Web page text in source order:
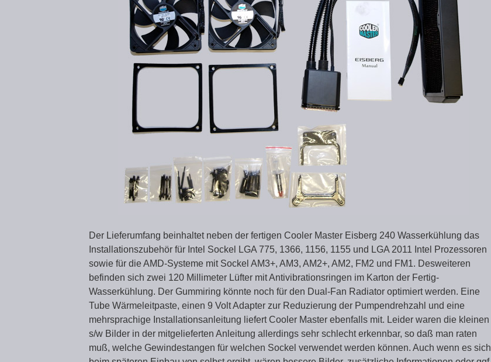
Der Lieferumfang beinhaltet neben der fertigen Cooler Master Eisberg 240 Wasserkühlung das
Installationszubehör für Intel Sockel LGA 775, 1366, 1156, 1155 und LGA 2011 Intel Prozessoren
sowie für die AMD-Systeme mit Sockel AM3+, AM3, AM2+, AM2, FM2 und FM1. Desweiteren
befinden sich zwei 120 Millimeter Lüfter mit Antivibrationsringen im Karton der Fertig-
Wasserkühlung. Der Gummiring könnte noch für den Dual-Fan Radiator optimiert werden. Eine
Tube Wärmeleitpaste, einen 9 Volt Adapter zur Reduzierung der Pumpendrehzahl und eine
mehrsprachige Installationsanleitung liefert Cooler Master ebenfalls mit. Leider waren die kleinen
s/w Bilder in der mitgelieferten Anleitung allerdings sehr schlecht erkennbar, so daß man raten
muß, welche Gewindestangen für welchen Sockel verwendet werden können. Auch wenn es sich